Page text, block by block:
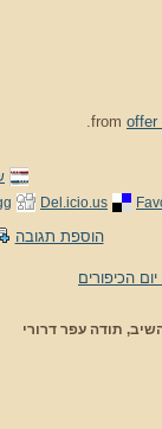
offer
.
Del.icio.us
הוספת תגובה
הכיפורים
תודה עפר דרורי